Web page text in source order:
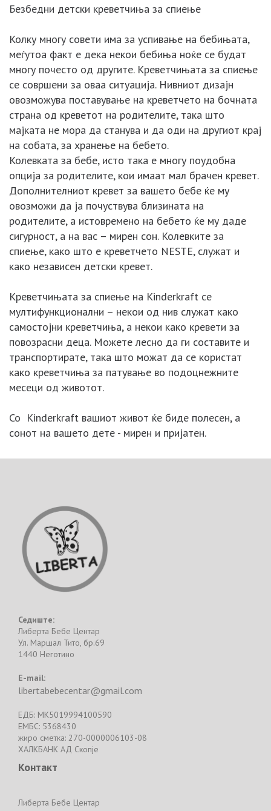
Безбедни детски креветчиња за спиење
Колку многу совети има за успивање на бебињата,
меѓутоа факт е дека некои бебиња ноќе се будат
многу почесто од другите. Креветчињата за спиење
се совршени за оваа ситуација. Нивниот дизајн
овозможува поставување на креветчето на бочната
страна од креветот на родителите, така што
мајката не мора да станува и да оди на другиот крај
на собата, за хранење на бебето.
Колевката за бебе, исто така е многу поудобна
опција за родителите, кои имаат мал брачен кревет.
Дополнителниот кревет за вашето бебе ќе му
овозможи да ја почуствува близината на
родителите, а истовремено на бебето ќе му даде
сигурност, а на вас – мирен сон. Колевките за
спиење, како што е креветчето NESTE, служат и
како независен детски кревет.
Креветчињата за спиење на Kinderkraft се
мултифункционални – некои од нив служат како
самостојни креветчиња, а некои како кревети за
повозрасни деца. Можете лесно да ги составите и
транспортирате, така што можат да се користат
како креветчиња за патување во подоцнежните
месеци од животот.
Со Kinderkraft вашиот живот ќе биде полесен, а
сонот на вашето дете - мирен и пријатен.
Седиште:
Либерта Бебе Центар
Ул. Маршал Тито, бр.69
1440 Неготино
E-mail:
libertabebecentar@gmail.com
ЕДБ: MK5019994100590
ЕМБС: 5368430
жиро сметка: 270-0000006103-08
ХАЛКБАНК АД Скопје
Контакт
Либерта Бебе Центар